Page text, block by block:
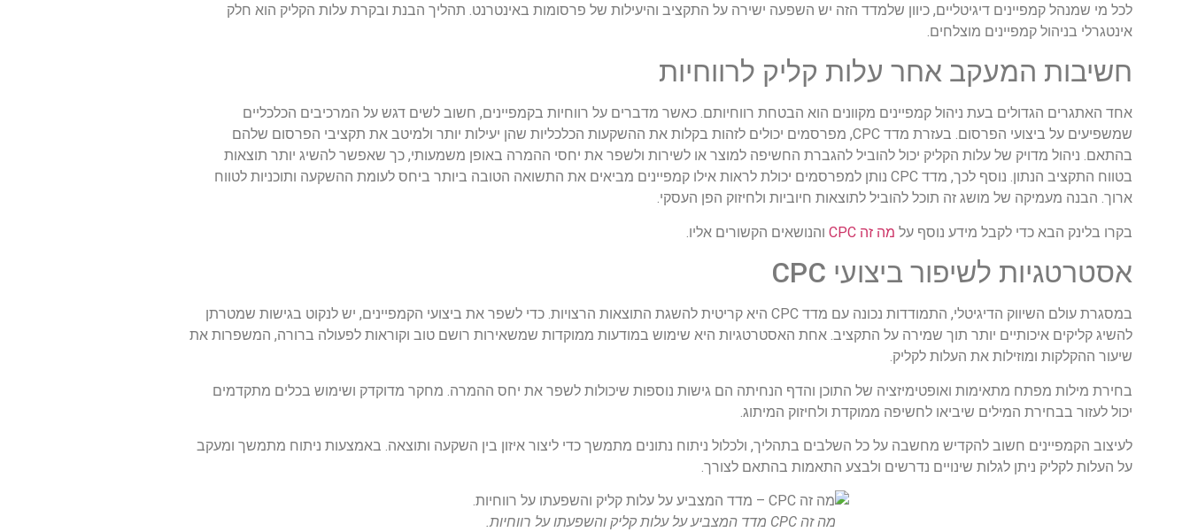
לכל מי שמנהל קמפיינים דיגיטליים, כיוון שלמדד הזה יש השפעה ישירה על התקציב והיעילות של פרסומות באינטרנט. תהליך הבנת ובקרת עלות הקליק הוא חלק
אינטגרלי בניהול קמפיינים מוצלחים.
חשיבות המעקב אחר עלות קליק לרווחיות
אחד האתגרים הגדולים בעת ניהול קמפיינים מקוונים הוא הבטחת רווחיותם. כאשר מדברים על רווחיות בקמפיינים, חשוב לשים דגש על המרכיבים הכלכליים
שמשפיעים על ביצועי הפרסום. בעזרת מדד CPC, מפרסמים יכולים לזהות בקלות את ההשקעות הכלכליות שהן יעילות יותר ולמיטב את תקציבי הפרסום שלהם
בהתאם. ניהול מדויק של עלות הקליק יכול להוביל להגברת החשיפה למוצר או לשירות ולשפר את יחסי ההמרה באופן משמעותי, כך שאפשר להשיג יותר תוצאות
בטווח התקציב הנתון. נוסף לכך, מדד CPC נותן למפרסמים יכולת לראות אילו קמפיינים מביאים את התשואה הטובה ביותר ביחס לעומת ההשקעה ותוכניות לטווח
ארוך. הבנה מעמיקה של מושג זה תוכל להוביל לתוצאות חיוביות ולחיזוק הפן העסקי.
בקרו בלינק הבא כדי לקבל מידע נוסף על מה זה CPC והנושאים הקשורים אליו.
אסטרטגיות לשיפור ביצועי CPC
במסגרת עולם השיווק הדיגיטלי, התמודדות נכונה עם מדד CPC היא קריטית להשגת התוצאות הרצויות. כדי לשפר את ביצועי הקמפיינים, יש לנקוט בגישות שמטרתן
להשיג קליקים איכותיים יותר תוך שמירה על התקציב. אחת האסטרטגיות היא שימוש במודעות ממוקדות שמשאירות רושם טוב וקוראות לפעולה ברורה, המשפרות את
שיעור ההקלקות ומוזילות את העלות לקליק.
בחירת מילות מפתח מתאימות ואופטימיזציה של התוכן והדף הנחיתה הם גישות נוספות שיכולות לשפר את יחס ההמרה. מחקר מדוקדק ושימוש בכלים מתקדמים
יכול לעזור בבחירת המילים שיביאו לחשיפה ממוקדת ולחיזוק המיתוג.
לעיצוב הקמפיינים חשוב להקדיש מחשבה על כל השלבים בתהליך, ולכלול ניתוח נתונים מתמשך כדי ליצור איזון בין השקעה ותוצאה. באמצעות ניתוח מתמשך ומעקב
על העלות לקליק ניתן לגלות שינויים נדרשים ולבצע התאמות בהתאם לצורך.
מה זה CPC מדד המצביע על עלות קליק והשפעתו על רווחיות.